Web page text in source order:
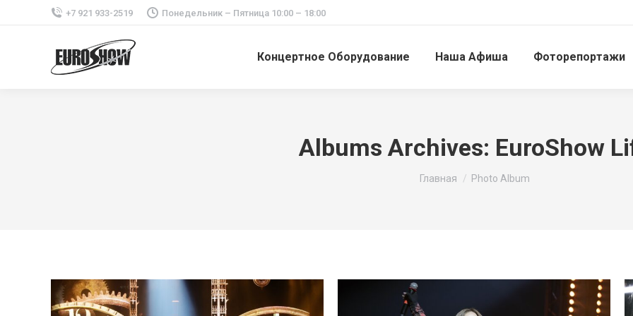
+7 921 933-2519 Понедельник – Пятница 10:00 – 18:00
Концертное Оборудование Наша Афиша Фоторепортажи
Albums Archives: EuroShow
Вы здесь:
Главная Photo Album